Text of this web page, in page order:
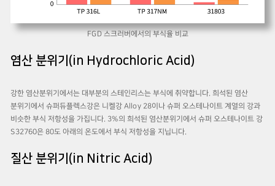
FGD 스크러버에서의 부식율 비교
염산 분위기(in Hydrochloric Acid)
강한 염산분위기에서는 대부분의 스테인리스는 부식에 취약합니다. 희석된 염산
분위기에서 슈퍼듀플렉스강은 니켈강 Alloy 28이나 슈퍼 오스테나이트 계열의 강과
비슷한 부식 저항성을 가집니다. 3%의 희석된 염산분위기에서 슈퍼 오스테나이트 강
S32760은 80도 아래의 온도에서 부식 저항성을 지닙니다.
질산 분위기(in Nitric Acid)